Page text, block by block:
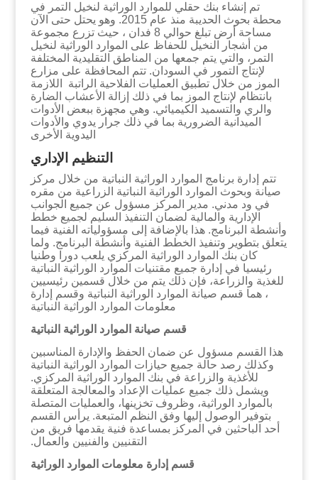
تم إنشاء بنك حقلي للموارد الوراثية لنخيل التمر في
محطة بحوث الحديبة منذ عام 2015. وهو يحتل حتى الآن
مساحة أرض تبلغ حوالي 8 فدان ، حيث تزرع مجموعة
من أشجار النخيل للحفاظ على الموارد الوراثية لنخيل
التمر، والتي يتم جمعها من المناطق التقليدية المختلفة
لإنتاج التمور في السودان. تتم المحافظة على مزارع
الموز من خلال تطبيق العمليات الفلاحية الراتبة اللازمة
بانتظام لإنتاج الموز بما في ذلك إزالة الأعشاب الضارة
والري والتسميد الكيميائي. وهي مجهزة ببعض الأدوات
الميدانية الضرورية بما في ذلك جرار يدوي والأدوات
اليدوية الأخرى
التنظيم الإداري
تتم إدارة برنامج الموارد الوراثية النباتية من خلال مركز
صيانة وبحوث الموارد الوراثية النباتية الزراعية من مقره
في ود مدني. مدير المركز مسؤول عن جميع الجوانب
الإدارية والمالية لضمان التنفيذ السليم لجميع خطط
وأنشطة البرنامج. هذا بالإضافة إلى مسؤولياته الفنية فيما
يتعلق بتطوير وتنفيذ الخطط الفنية وأنشطة البرنامج. ولما
كان بنك الموارد الوراثية المركزي يلعب دورا وطنيا
رئيسيا في إدارة جميع مقتنيات الموارد الوراثية النباتية
للغذية والزراعة، فإن ذلك يتم من خلال قسمين رئيسيين
، هما قسم صيانة الموارد الوراثية النباتية وقسم إدارة
معلومات الموارد الوراثية النباتية
قسم صيانة الموارد الوراثية النباتية
هذا القسم مسؤول عن ضمان الحفظ والإدارة المناسبين
وكذلك رصد حالة جميع حيازات الموارد الوراثية النباتية
للأغذية والزراعة في بنك الموارد الوراثية المركزي.
ويشمل ذلك جميع عمليات الإعداد والمعالجة المتعلقة
بالموارد الوراثية، وظروف تخزينها، والعمليات المتصلة
بتوفير الوصول إليها وفق النظم المتبعة. يرأس القسم
أحد الباحثين في المركز بمساعدة فنية يقدمها فريق من
التقنيين والفنيين والعمال.
قسم إدارة معلومات الموارد الوراثية